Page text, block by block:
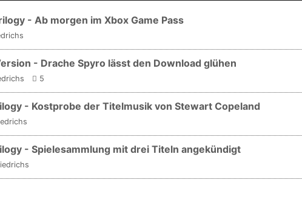
- Ab morgen im Xbox Game Pass
- Drache Spyro lässt den Download glühen
5
- Kostprobe der Titelmusik von Stewart Copeland
- Spielesammlung mit drei Titeln angekündigt